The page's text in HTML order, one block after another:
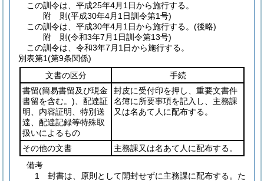
この訓令は、平成25年4月1日から施行する。
附 則(平成30年4月1日訓令第1号)
この訓令は、平成30年4月1日から施行する。 (後略)
附 則(令和3年7月1日訓令第13号)
この訓令は、令和3年7月1日から施行する。
別表第1(第9条関係)
文書の区分
手続
書留(簡易書留及び現金
書留を含む。) 、配達証
明、内容証明、特別送
達、配達記録等特殊取
扱いによるもの
封皮に受付印を押し、重要文書件
名簿に所要事項を記入し、主務課
又は名あて人に配布する。
その他の文書
主務課又は名あて人に配布する。
備考
1 封書は、原則として開封せずに主務課に配布する。た